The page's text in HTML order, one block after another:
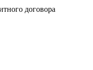
договора